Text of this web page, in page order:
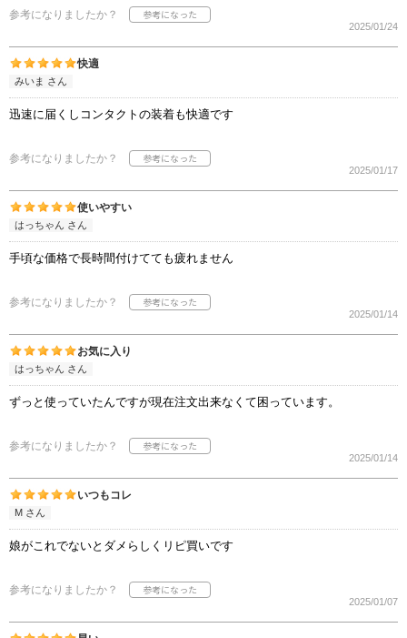
参考になりましたか？
2025/01/24
快適
みいま さん
迅速に届くしコンタクトの装着も快適です
参考になりましたか？
2025/01/17
使いやすい
はっちゃん さん
手頃な価格で長時間付けてても疲れません
参考になりましたか？
2025/01/14
お気に入り
はっちゃん さん
ずっと使っていたんですが現在注文出来なくて困っています。
参考になりましたか？
2025/01/14
いつもコレ
М さん
娘がこれでないとダメらしくリピ買いです
参考になりましたか？
2025/01/07